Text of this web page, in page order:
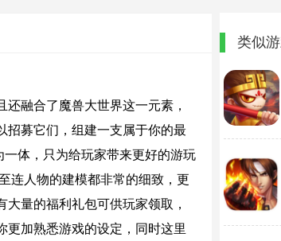
融合了魔兽大世界这一元素，
招募它们，组建一支属于你的最
体，只为给玩家带来更好的游玩
连人物的建模都非常的细致，更
量的福利礼包可供玩家领取，
更加熟悉游戏的设定，同时这里
类似